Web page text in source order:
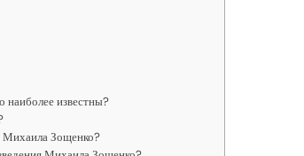
наиболее известны?
Михаила Зощенко?